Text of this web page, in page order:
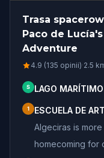
Trasa
Paco de
Adventure
4.9 (135 opinii)·2.5
S LAGO MARÍTIMO
1 ESCUELA DE
Algeciras is
homecoming for